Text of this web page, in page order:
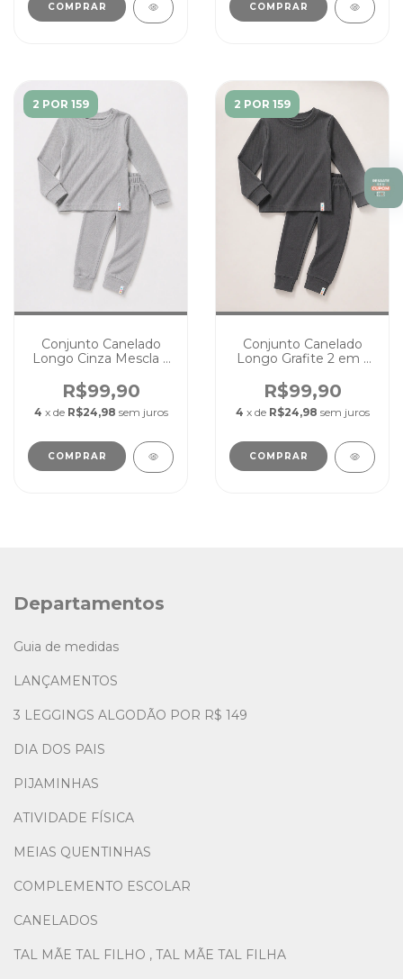
COMPRAR COMPRAR
2 POR 159
Conjunto Canelado
Longo Cinza Mescla 2
Cores Lisas
R$99,90
4 x de R$24,98 sem juros
COMPRAR
2 POR 159
Conjunto Canelado
Longo Grafite 2 em 1
Lisas
R$99,90
4 x de R$24,98 sem juros
COMPRAR
Departamentos
Guia de medidas
LANÇAMENTOS
3 LEGGINGS ALGODÃO POR R$ 149
DIA DOS PAIS
PIJAMINHAS
ATIVIDADE FÍSICA
MEIAS QUENTINHAS
COMPLEMENTO ESCOLAR
CANELADOS
TAL MÃE TAL FILHO , TAL MÃE TAL FILHA